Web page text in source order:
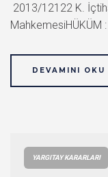
2013/12122 K.
MahkemesiHÜKÜM
DEVAMINI OKU
YARGITAY KARARLARI